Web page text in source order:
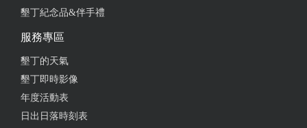
墾丁紀念品&伴手禮
服務專區
墾丁的天氣
墾丁即時影像
年度活動表
日出日落時刻表